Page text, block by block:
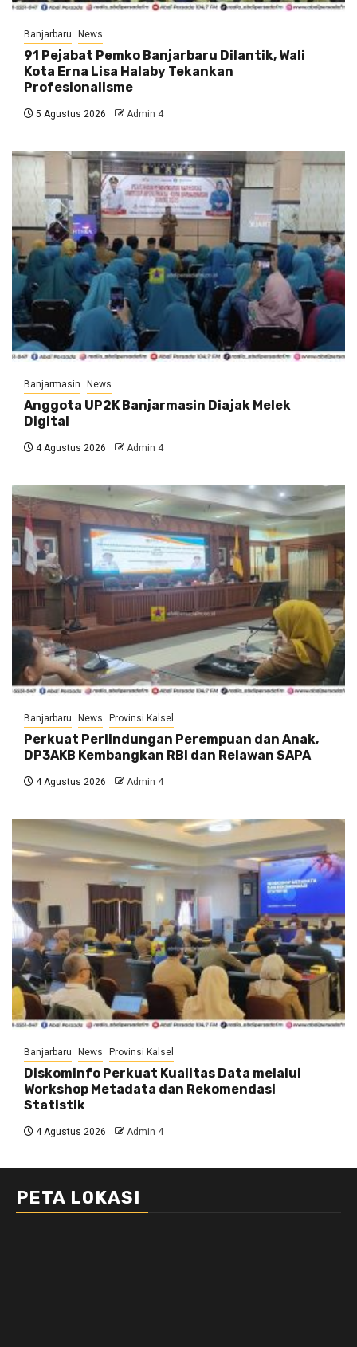
Banjarbaru News
91 Pejabat Pemko Banjarbaru Dilantik, Wali
Kota Erna Lisa Halaby Tekankan
Profesionalisme
5 Agustus 2026 Admin 4
Banjarmasin News
Anggota UP2K Banjarmasin Diajak Melek
Digital
4 Agustus 2026 Admin 4
Banjarbaru News Provinsi Kalsel
Perkuat Perlindungan Perempuan dan Anak,
DP3AKB Kembangkan RBI dan Relawan SAPA
4 Agustus 2026 Admin 4
Banjarbaru News Provinsi Kalsel
Diskominfo Perkuat Kualitas Data melalui
Workshop Metadata dan Rekomendasi
Statistik
4 Agustus 2026 Admin 4
PETA LOKASI